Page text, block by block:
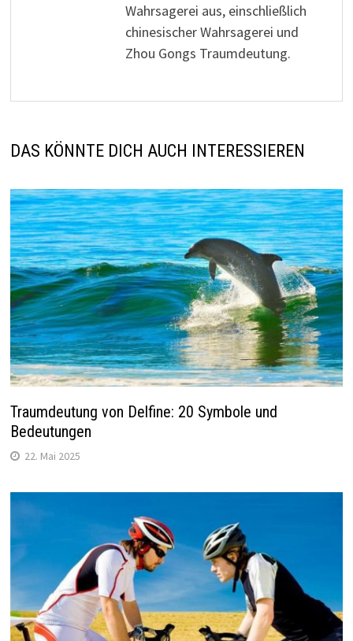
Wahrsagerei aus, einschließlich
chinesischer Wahrsagerei und
Zhou Gongs Traumdeutung.
DAS KÖNNTE DICH AUCH INTERESSIEREN
Traumdeutung von Delfine: 20 Symbole und
Bedeutungen
22. Mai 2025